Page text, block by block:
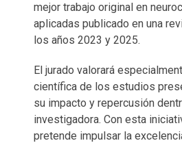
mejor trabajo original en
aplicadas publicado en una
los años 2023 y 2025.
El jurado valorará
científica de los estudios
su impacto y repercusión
investigadora. Con esta
pretende impulsar la